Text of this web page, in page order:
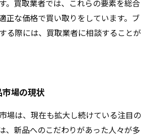
。買取業者では、これらの要素を総合
正な価格で買い取りをしています。ブ
る際には、買取業者に相談することが
場の現状
場は、現在も拡大し続けている注目の
、新品へのこだわりがあった人々が多